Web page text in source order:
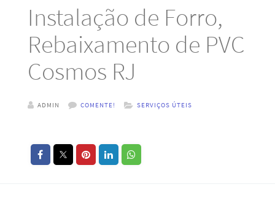
Instalação de Forro,
Rebaixamento de PVC
Cosmos RJ
ADMIN COMENTE! SERVIÇOS ÚTEIS